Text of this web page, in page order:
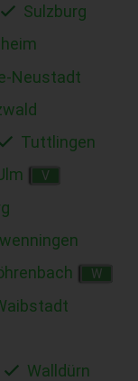
Sulzburg
Neustadt
Tuttlingen
V
W
Walldürn